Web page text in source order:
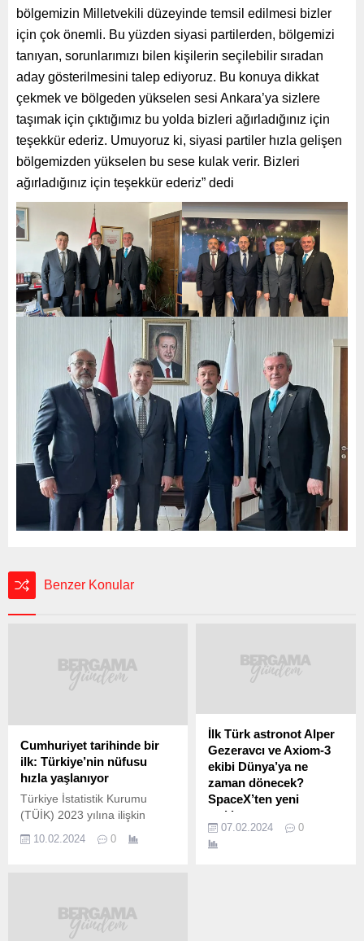
bölgemizin Milletvekili düzeyinde temsil edilmesi bizler
için çok önemli. Bu yüzden siyasi partilerden, bölgemizi
tanıyan, sorunlarımızı bilen kişilerin seçilebilir sıradan
aday gösterilmesini talep ediyoruz. Bu konuya dikkat
çekmek ve bölgeden yükselen sesi Ankara’ya sizlere
taşımak için çıktığımız bu yolda bizleri ağırladığınız için
teşekkür ederiz. Umuyoruz ki, siyasi partiler hızla gelişen
bölgemizden yükselen bu sese kulak verir. Bizleri
ağırladığınız için teşekkür ederiz” dedi
Benzer Konular
Cumhuriyet tarihinde bir
ilk: Türkiye’nin nüfusu
hızla yaşlanıyor
Türkiye İstatistik Kurumu
(TÜİK) 2023 yılına ilişkin
yılı verilerinde dikkat çekici bir
geçen yıl yüzde 10,2’ye
yükseldi. Bu oran, Cumhuriyet
10.02.2024 0
İlk Türk astronot Alper
Gezeravcı ve Axiom-3
ekibi Dünya’ya ne
zaman dönecek?
SpaceX’ten yeni
açıklama
İlk Türk astronot Alper
Gezeravcı’nın da içinde
07.02.2024 0